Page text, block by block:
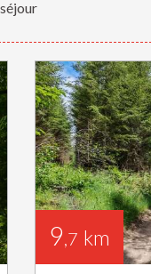
9,7 km